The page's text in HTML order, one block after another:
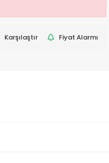
Karşılaştır
Fiyat Alarmı